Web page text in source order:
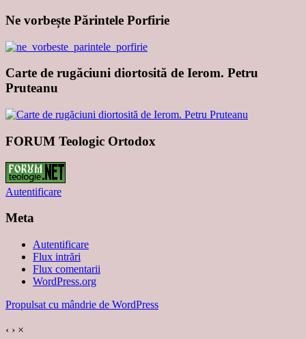
Ne vorbește Părintele Porfirie
Carte de rugăciuni diortosită de Ierom. Petru
Pruteanu
FORUM Teologic Ortodox
Autentificare
Meta
Autentificare
Flux intrări
Flux comentarii
WordPress.org
Propulsat cu mândrie de WordPress
‹ › ×